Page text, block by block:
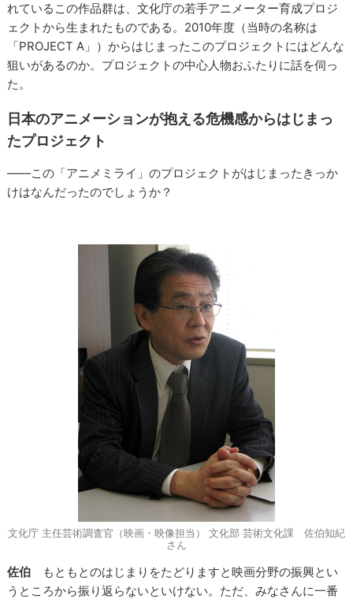
れているこの作品群は、文化庁の若手アニメーター育成プロジ
ェクトから生まれたものである。2010年度（当時の名称は
「PROJECT A」）からはじまったこのプロジェクトにはどんな
狙いがあるのか。プロジェクトの中心人物おふたりに話を伺っ
た。
日本のアニメーションが抱える危機感からはじまっ
たプロジェクト
――この「アニメミライ」のプロジェクトがはじまったきっか
けはなんだったのでしょうか？
文化庁 主任芸術調査官（映画・映像担当） 文化部 芸術文化課 佐伯知紀
さん
佐伯 もともとのはじまりをたどりますと映画分野の振興とい
うところから振り返らないといけない。ただ、みなさんに一番